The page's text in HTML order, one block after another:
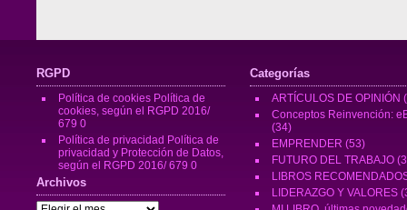
RGPD
Política de cookies Política de
cookies, según el RGPD 2016/
679 0
Política de privacidad Política de
privacidad y Protección de Datos,
según el RGPD 2016/ 679 0
Archivos
Archivos
Categorías
ARTÍCULOS DE OPINIÓN
Conceptos Reinvención:
(34)
EMPRENDER (53)
FUTURO DEL TRABAJO
LIBROS
LIDERAZGO Y VALORES